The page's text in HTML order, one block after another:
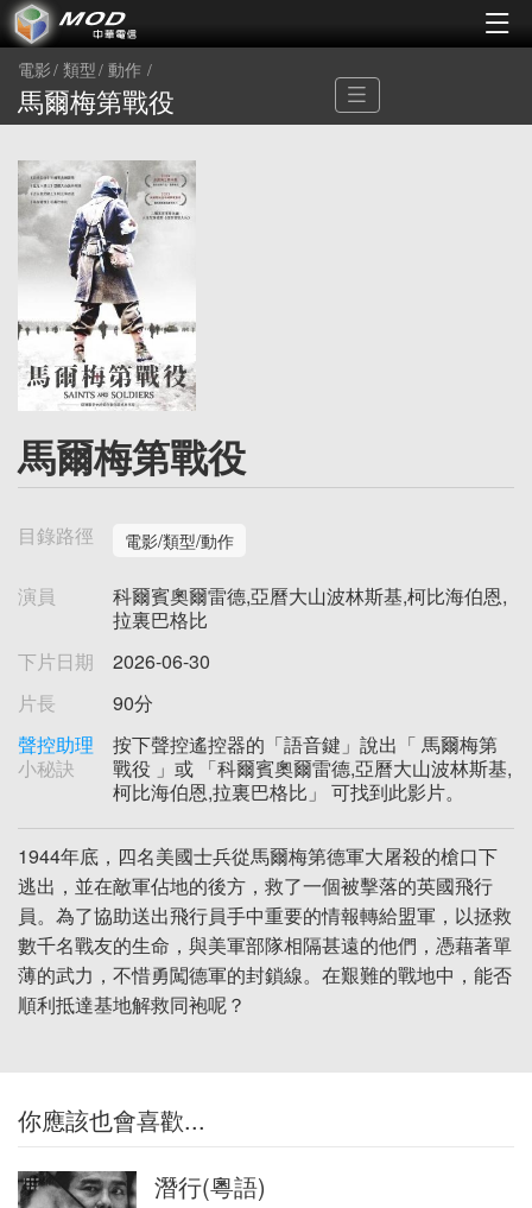
電影 類型 動作
馬爾梅第戰役
馬爾梅第戰役
目錄路徑 電影/類型/動作
演員
科爾賓奧爾雷德,亞曆大山波林斯基,柯比海伯恩,
拉裏巴格比
下片日期
2026-06-30
片長
90分
聲控助理
小秘訣
按下聲控遙控器的「語音鍵」說出「 馬爾梅第
戰役 」或 「科爾賓奧爾雷德,亞曆大山波林斯基,
柯比海伯恩,拉裏巴格比」 可找到此影片。
1944年底，四名美國士兵從馬爾梅第德軍大屠殺的槍口下
逃出，並在敵軍佔地的後方，救了一個被擊落的英國飛行
員。為了協助送出飛行員手中重要的情報轉給盟軍，以拯救
數千名戰友的生命，與美軍部隊相隔甚遠的他們，憑藉著單
薄的武力，不惜勇闖德軍的封鎖線。在艱難的戰地中，能否
順利抵達基地解救同袍呢？
你應該也會喜歡...
潛行(粵語)